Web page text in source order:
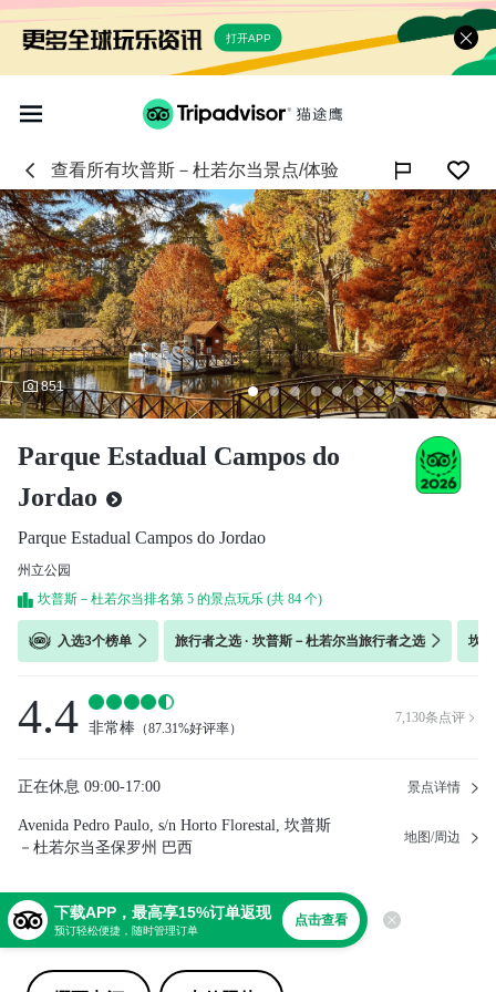
打开APP
查看所有坎普斯－杜若尔当景点/体验
851
Parque Estadual Campos do
Jordao
Parque Estadual Campos do Jordao
州立公园
坎普斯－杜若尔当排名第 5 的景点玩乐 (共 84 个)
入选3个榜单 旅行者之选 · 坎普斯－杜若尔当旅行者之选 坎
4.4 非常棒 （87.31%好评率）
7,130条点评 
正在休息 09:00-17:00 景点详情
Avenida Pedro Paulo, s/n Horto Florestal, 坎普斯
－杜若尔当圣保罗州 巴西
地图/周边
分享下载APP，最高享15%订单返现
预订轻松便捷，随时管理订单
点击查看